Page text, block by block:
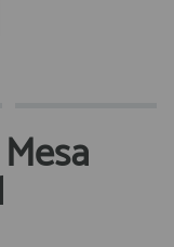
realizar tus